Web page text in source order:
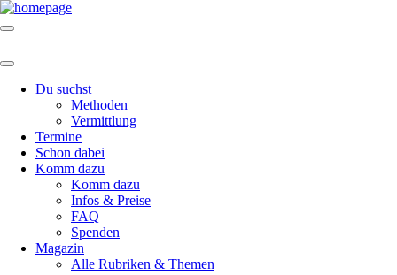
Du suchst
Methoden
Vermittlung
Termine
Schon dabei
Komm dazu
Komm dazu
Infos & Preise
FAQ
Spenden
Magazin
Alle Rubriken & Themen